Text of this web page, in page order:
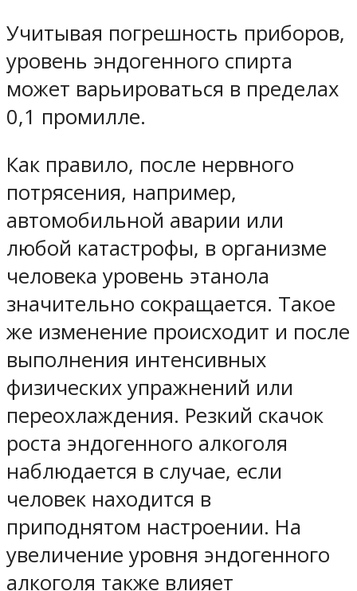
Учитывая погрешность приборов,
уровень эндогенного спирта
может варьироваться в пределах
0,1 промилле.
Как правило, после нервного
потрясения, например,
автомобильной аварии или
любой катастрофы, в организме
человека уровень этанола
значительно сокращается. Такое
же изменение происходит и после
выполнения интенсивных
физических упражнений или
переохлаждения. Резкий скачок
роста эндогенного алкоголя
наблюдается в случае, если
человек находится в
приподнятом настроении. На
увеличение уровня эндогенного
алкоголя также влияет